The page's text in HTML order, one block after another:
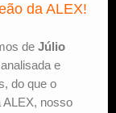
da ALEX!
de Júlio
e
do que o
ALEX, nosso